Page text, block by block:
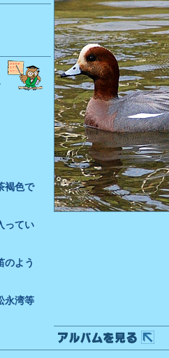
褐色で
ってい
のよう
永湾等